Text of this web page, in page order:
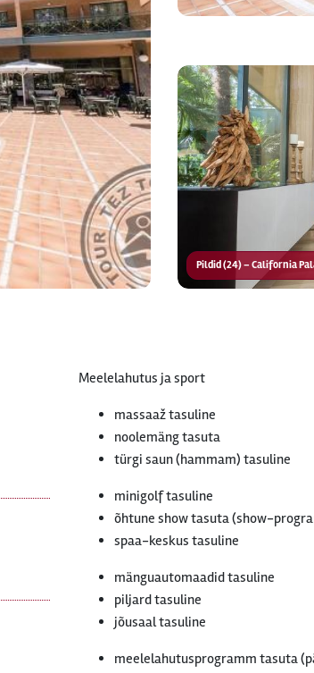
Pildid (24) – California
Meelelahutus ja sport
massaaž tasuline
noolemäng tasuta
türgi saun (hammam) tasuline
minigolf tasuline
õhtune show tasuta (show-
spaa-keskus tasuline
mänguautomaadid tasuline
piljard tasuline
jõusaal tasuline
meelelahutusprogramm tasuta